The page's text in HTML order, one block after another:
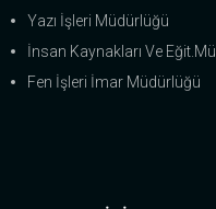
Yazı İşleri Müdürlüğü
İnsan Kaynakları Ve Eğit.Müdürlüğü
Fen İşleri İmar Müdürlüğü